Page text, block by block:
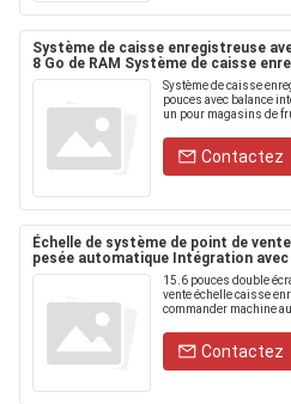
Système de caisse enregistreuse
8 Go de RAM Système de caisse
Système de caisse
pouces avec balance
un pour magasins de
Contactez
Échelle de système de point de
pesée automatique Intégration
15.6 pouces double
vente échelle caisse
commander machine
Contactez